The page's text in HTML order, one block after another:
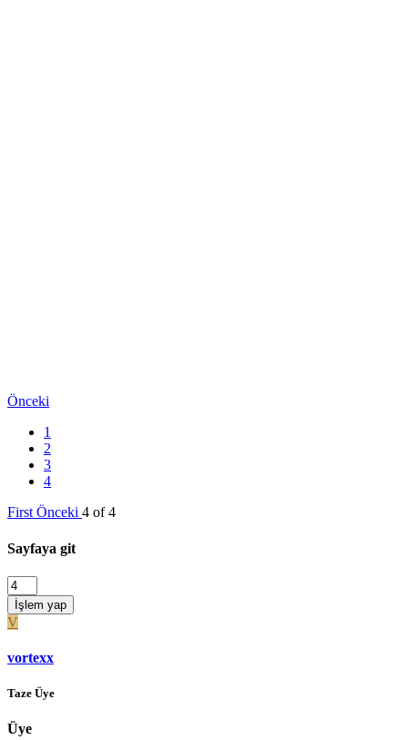
Önceki
1
2
3
4
First Önceki 4 of 4
Sayfaya git
İşlem yap
V
vortexx
Taze Üye
Üye